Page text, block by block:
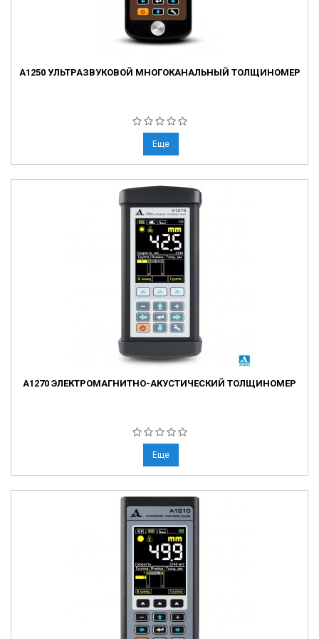
А1250 УЛЬТРАЗВУКОВОЙ МНОГОКАНАЛЬНЫЙ ТОЛЩИНОМЕР
Еще
А1270 ЭЛЕКТРОМАГНИТНО-АКУСТИЧЕСКИЙ ТОЛЩИНОМЕР
Еще